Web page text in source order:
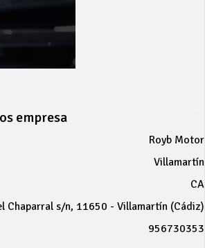
empresa
Royb Motor
Villamartín
CA
Chaparral s/n, 11650 - Villamartín (Cádiz)
956730353